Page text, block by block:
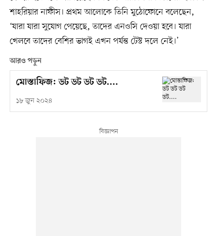
শাহরিয়ার নাফীস। প্রথম আলোকে তিনি মুঠোফোনে বলেছেন,
‘যারা যারা সুযোগ পেয়েছে, তাদের এনওসি দেওয়া হবে। যারা
খেলবে তাদের বেশির ভাগই এখন পর্যন্ত টেস্ট দলে নেই।’
আরও পড়ুন
মোস্তাফিজ: ডট ডট ডট ডট....
১৮ জুন ২০২৪